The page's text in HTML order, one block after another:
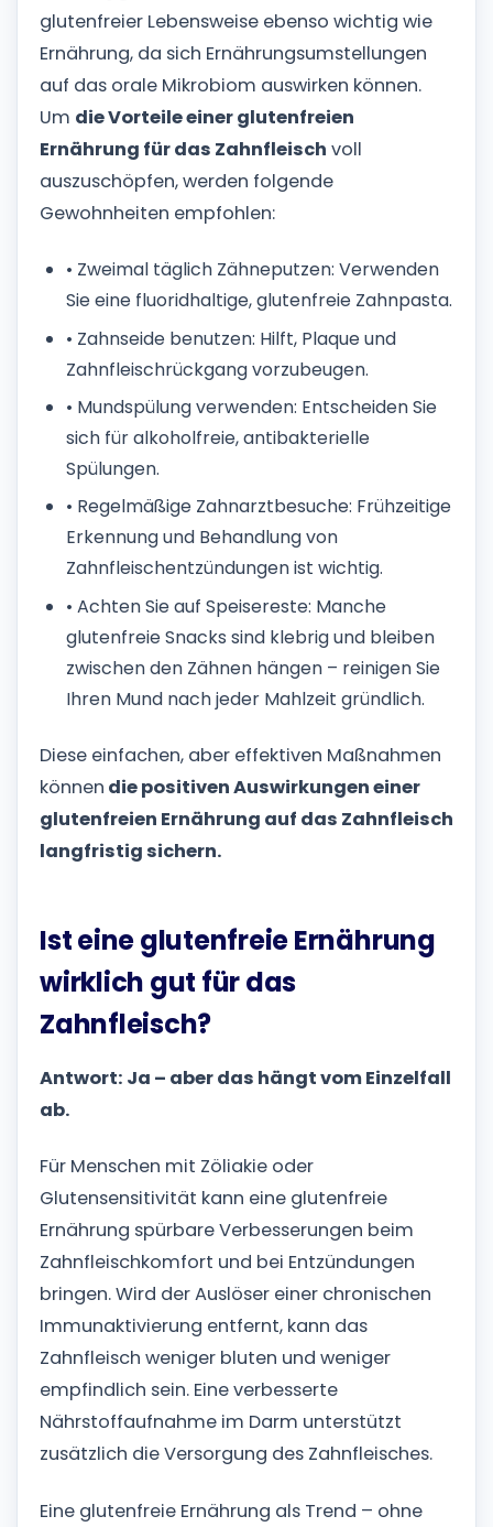
glutenfreier Lebensweise ebenso wichtig wie
Ernährung, da sich Ernährungsumstellungen
auf das orale Mikrobiom auswirken können.
Um die Vorteile einer glutenfreien
Ernährung für das Zahnfleisch voll
auszuschöpfen, werden folgende
Gewohnheiten empfohlen:
• Zweimal täglich Zähneputzen: Verwenden
Sie eine fluoridhaltige, glutenfreie Zahnpasta.
• Zahnseide benutzen: Hilft, Plaque und
Zahnfleischrückgang vorzubeugen.
• Mundspülung verwenden: Entscheiden Sie
sich für alkoholfreie, antibakterielle
Spülungen.
• Regelmäßige Zahnarztbesuche: Frühzeitige
Erkennung und Behandlung von
Zahnfleischentzündungen ist wichtig.
• Achten Sie auf Speisereste: Manche
glutenfreie Snacks sind klebrig und bleiben
zwischen den Zähnen hängen – reinigen Sie
Ihren Mund nach jeder Mahlzeit gründlich.
Diese einfachen, aber effektiven Maßnahmen
können die positiven Auswirkungen einer
glutenfreien Ernährung auf das Zahnfleisch
langfristig sichern.
Ist eine glutenfreie Ernährung
wirklich gut für das
Zahnfleisch?
Antwort: Ja – aber das hängt vom Einzelfall
ab.
Für Menschen mit Zöliakie oder
Glutensensitivität kann eine glutenfreie
Ernährung spürbare Verbesserungen beim
Zahnfleischkomfort und bei Entzündungen
bringen. Wird der Auslöser einer chronischen
Immunaktivierung entfernt, kann das
Zahnfleisch weniger bluten und weniger
empfindlich sein. Eine verbesserte
Nährstoffaufnahme im Darm unterstützt
zusätzlich die Versorgung des Zahnfleisches.
Eine glutenfreie Ernährung als Trend – ohne